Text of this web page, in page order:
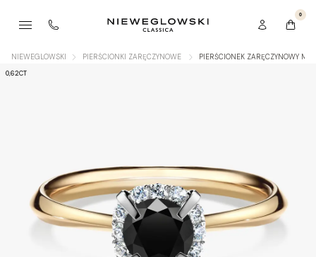
0
NIEWEGLOWSKI PIERŚCIONKI ZARĘCZYNOWE PIERŚCIONEK ZARĘCZYNOWY
0,62CT